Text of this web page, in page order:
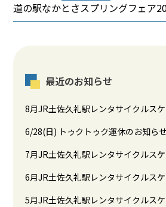
道の駅なかとさスプリングフェア
最近のお知らせ
8月JR土佐久礼駅レンタサイクルス
6/28(日) トゥクトゥク運休のお知らせ
7月JR土佐久礼駅レンタサイクルス
6月JR土佐久礼駅レンタサイクルス
5月JR土佐久礼駅レンタサイクルス